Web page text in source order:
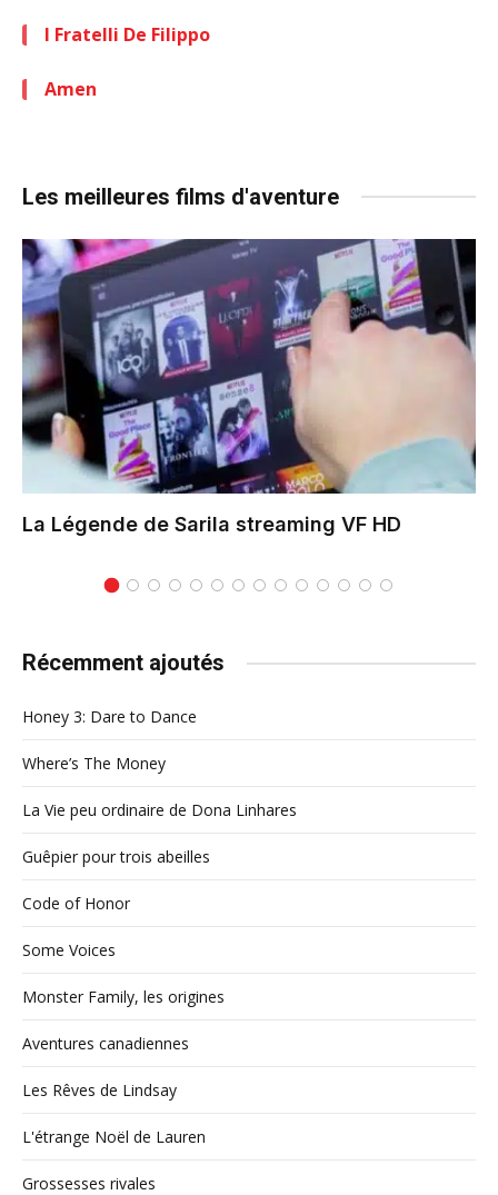
I Fratelli De Filippo
Amen
Les meilleures films d'aventure
La Légende de Sarila streaming VF HD
Récemment ajoutés
Honey 3: Dare to Dance
Where’s The Money
La Vie peu ordinaire de Dona Linhares
Guêpier pour trois abeilles
Code of Honor
Some Voices
Monster Family, les origines
Aventures canadiennes
Les Rêves de Lindsay
L'étrange Noël de Lauren
Grossesses rivales